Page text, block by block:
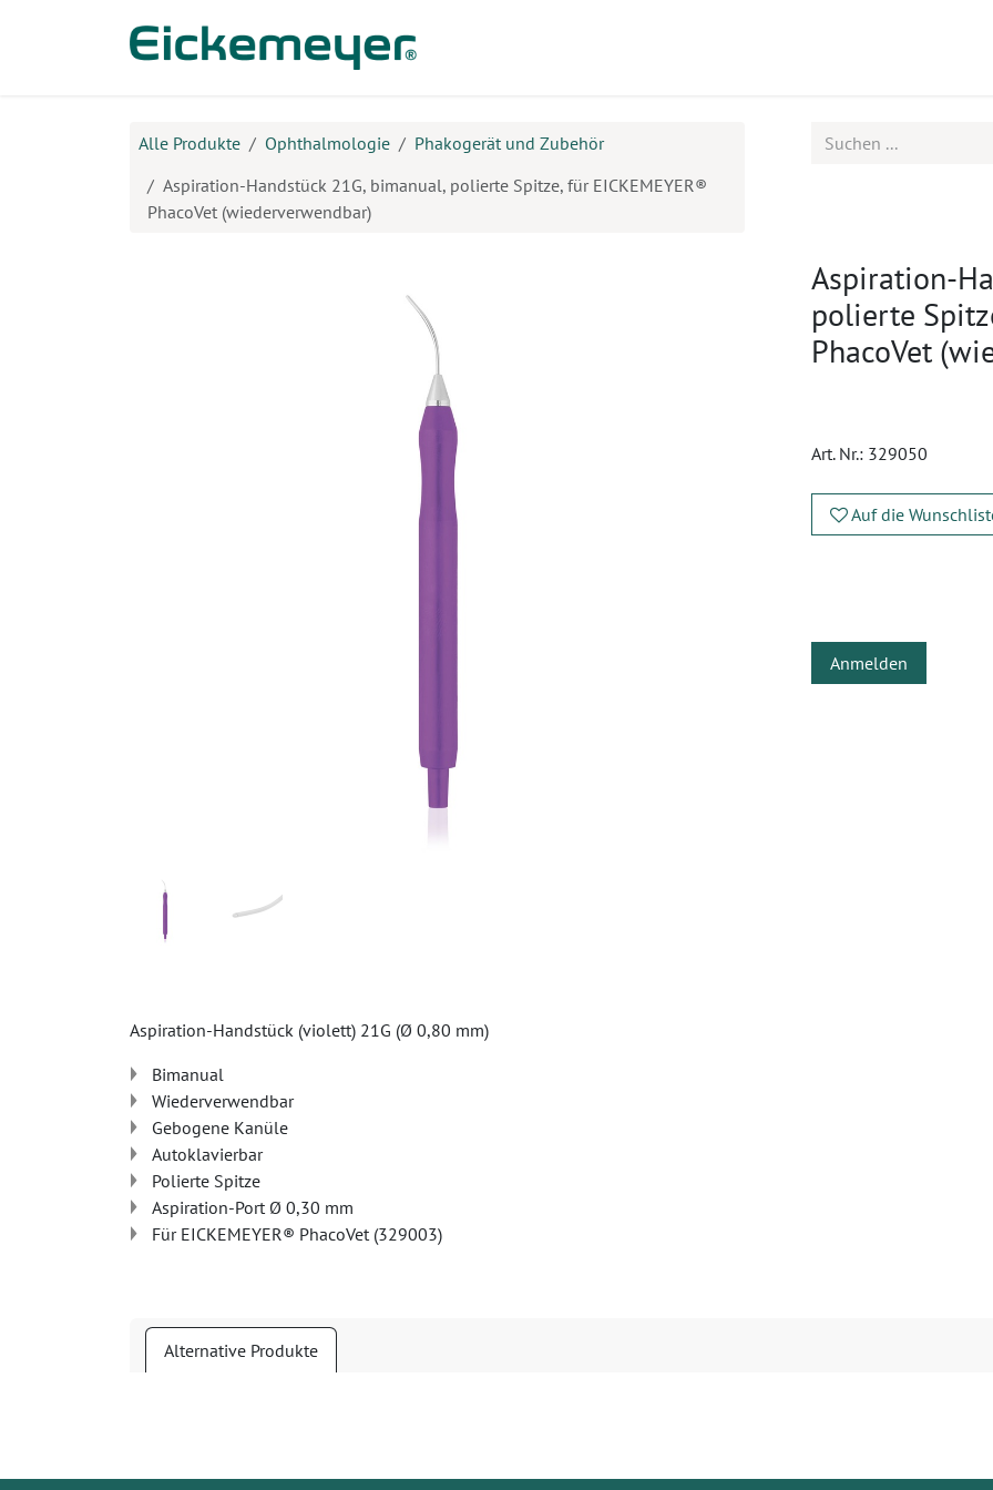
Alle Produkte Ophthalmologie
Phakogerät und Zubehör
Aspiration-Handstück 21G, bimanual, polierte Spitze, für EICKEMEYER®
PhacoVet (wiederverwendbar)
Aspiration-
polierte
PhacoVet
Art. Nr.: 329050
Auf die
Anmelden
Aspiration-Handstück (violett) 21G (Ø 0,80 mm)
Bimanual
Wiederverwendbar
Gebogene Kanüle
Autoklavierbar
Polierte Spitze
Aspiration-Port Ø 0,30 mm
Für EICKEMEYER® PhacoVet (329003)
Alternative Produkte